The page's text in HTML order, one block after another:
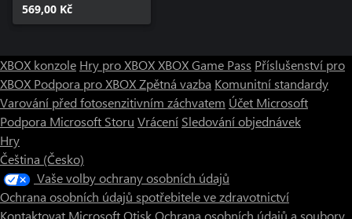
569,00 Kč
XBOX konzole Hry pro XBOXXBOX Game Pass Příslušenství pro
XBOX Podpora pro XBOXZpětná vazba Komunitní standardy
Varování před fotosenzitivním záchvatem Účet Microsoft
Podpora Microsoft Storu Vrácení Sledování objednávek
Hry
Čeština (Česko)
Vaše volby ochrany osobních údajů
Ochrana osobních údajů spotřebitele ve zdravotnictví
Kontaktovat MicrosoftOtiskOchrana osobních údajů a soubory